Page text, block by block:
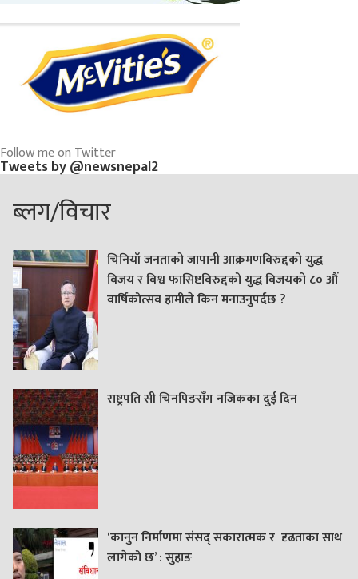
Follow me on Twitter
Tweets by @newsnepal2
ब्लग/विचार
चिनियाँ जनताको जापानी आक्रमणविरुद्दको युद्ध
विजय र विश्व फासिष्टविरुद्दको युद्ध विजयको ८० औं
वार्षिकोत्सव हामीले किन मनाउनुपर्दछ ?
राष्ट्रपति सी चिनपिङसँग नजिकका दुई दिन
‘कानुन निर्माणमा संसद् सकारात्मक र दृढताका साथ
लागेको छ’ : सुहाङ